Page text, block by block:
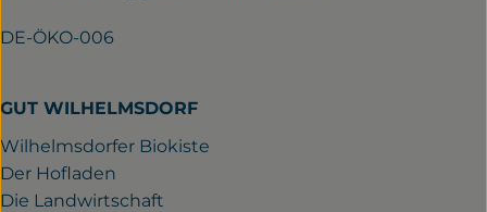
DE-ÖKO-006
GUT WILHELMSDORF
Wilhelmsdorfer Biokiste
Der Hofladen
Die Landwirtschaft